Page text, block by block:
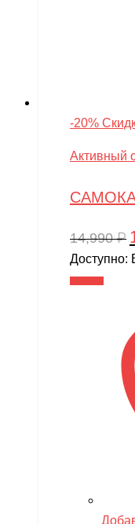
-20%
Активный
14,990₽
Доступно: